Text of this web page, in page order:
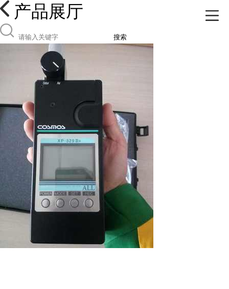
产品展厅
搜索